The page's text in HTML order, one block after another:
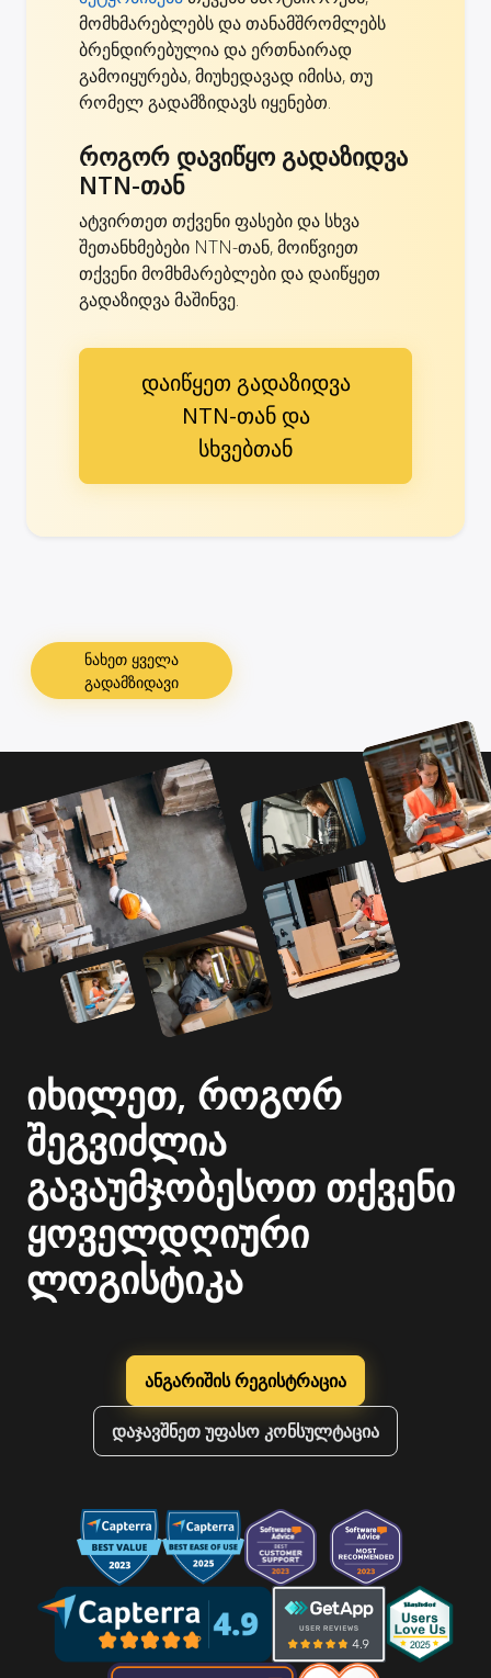
მომხმარებლებს და თანამშრომლებს
ბრენდირებულია და ერთნაირად
გამოიყურება, მიუხედავად იმისა, თუ
რომელ გადამზიდავს იყენებთ.
როგორ დავიწყო გადაზიდვა
NTN-თან
ატვირთეთ თქვენი ფასები და სხვა
შეთანხმებები NTN-თან, მოიწვიეთ
თქვენი მომხმარებლები და დაიწყეთ
გადაზიდვა მაშინვე.
დაიწყეთ გადაზიდვა
NTN-თან და
სხვებთან
ნახეთ ყველა
გადამზიდავი
იხილეთ, როგორ
შეგვიძლია
გავაუმჯობესოთ თქვენი
ყოველდღიური
ლოგისტიკა
ანგარიშის რეგისტრაცია
დაჯავშნეთ უფასო კონსულტაცია